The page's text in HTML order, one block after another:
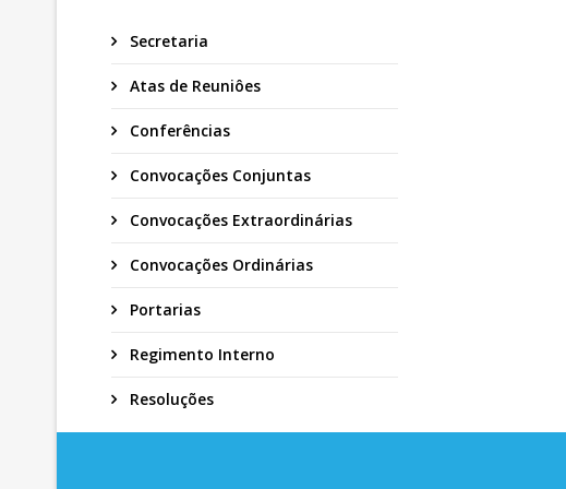
Secretaria
Atas de Reuniôes
Conferências
Convocações Conjuntas
Convocações Extraordinárias
Convocações Ordinárias
Portarias
Regimento Interno
Resoluções